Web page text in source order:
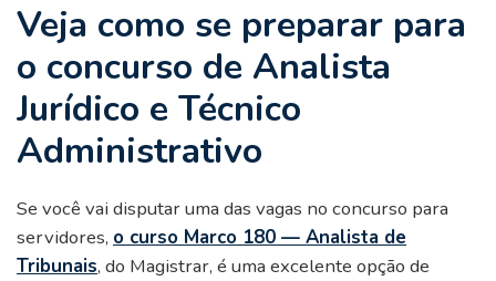
Veja como se preparar para
o concurso de Analista
Jurídico e Técnico
Administrativo
Se você vai disputar uma das vagas no concurso para
servidores, o curso Marco 180 — Analista de
Tribunais, do Magistrar, é uma excelente opção de